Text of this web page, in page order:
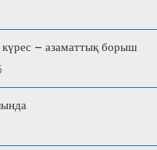
– азаматтық борыш